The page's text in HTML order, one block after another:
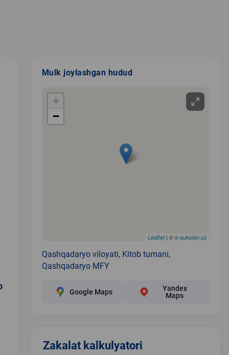
Mulk joylashgan hudud
+
−
Leaflet| ©e-auksion.uz
Qashqadaryo viloyati, Kitob tumani,
Qashqadaryo MFY
Google Maps
Yandex
Maps
Zakalat kalkulyatori